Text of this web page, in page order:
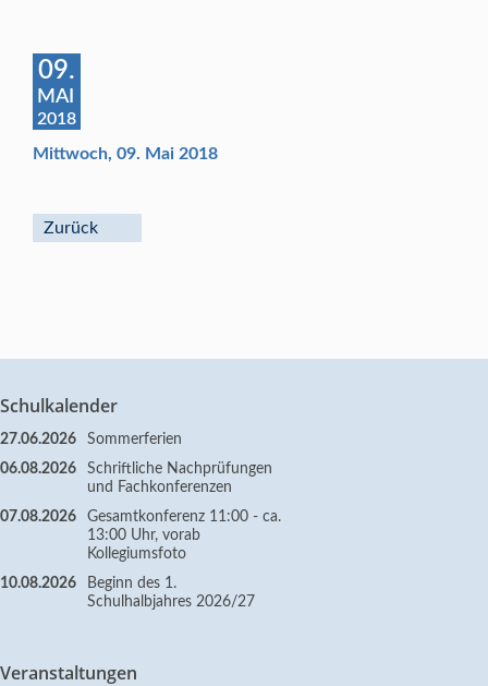
09.
MAI
2018
Mittwoch, 09. Mai 2018
Zurück
Schulkalender
27.06.2026
Sommerferien
06.08.2026
Schriftliche Nachprüfungen
und Fachkonferenzen
07.08.2026
Gesamtkonferenz 11:00 - ca.
13:00 Uhr, vorab
Kollegiumsfoto
10.08.2026
Beginn des 1.
Schulhalbjahres 2026/27
Veranstaltungen